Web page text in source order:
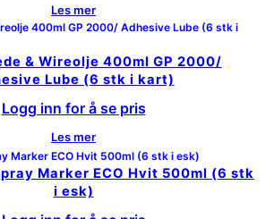
Les mer
& Wireolje 400ml GP 2000/
Lube (6 stk i kart)
Logg inn for å se pris
Les mer
Marker ECO Hvit 500ml (6 stk
i esk)